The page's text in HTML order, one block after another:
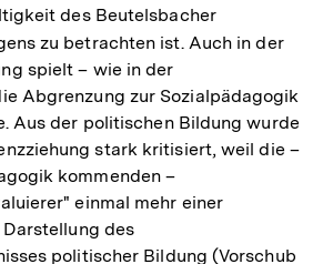
des Beutelsbacher
zu betrachten ist. Auch in der
spielt – wie in der
Abgrenzung zur Sozialpädagogik
Aus der politischen Bildung wurde
stark kritisiert, weil die –
kommenden –
einmal mehr einer
des
politischer Bildung (Vorschub